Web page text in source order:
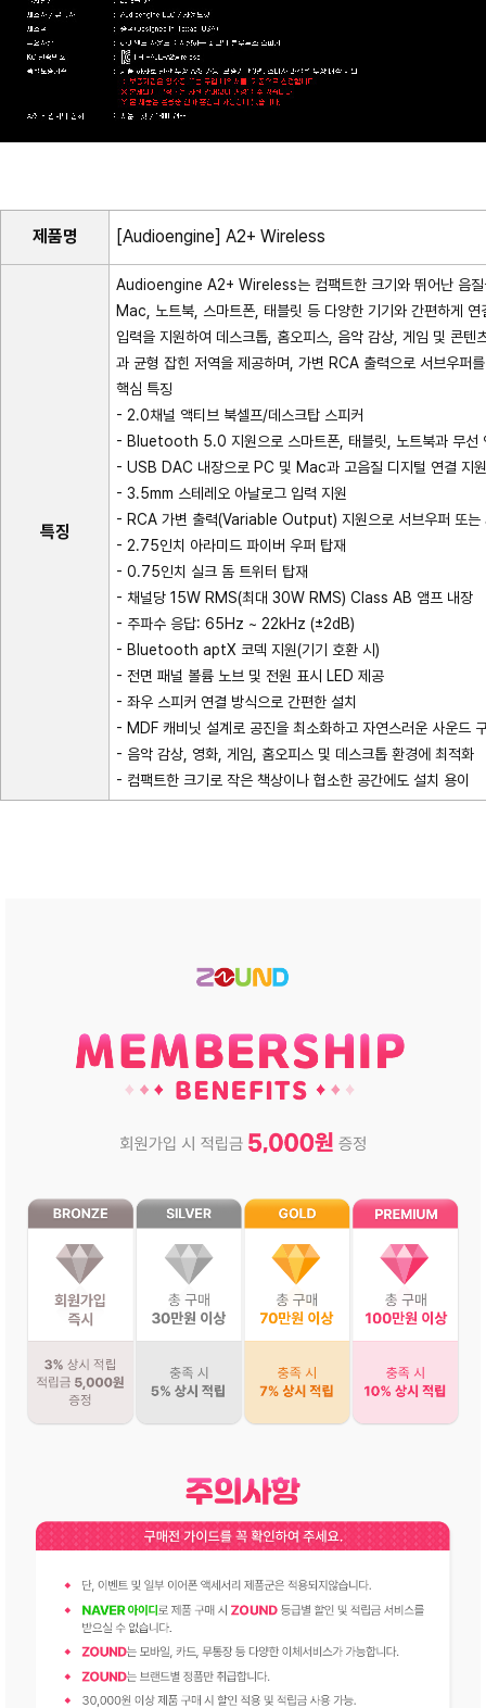
제품명 [Audioengine] A2+ Wireless
특징
Audioengine A2+ Wireless는 컴팩트한 크기와 뛰어난 음질
Mac, 노트북, 스마트폰, 태블릿 등 다양한 기기와 간편하
입력을 지원하여 데스크톱, 홈오피스, 음악 감상, 게임 및 콘
과 균형 잡힌 저역을 제공하며, 가변 RCA 출력으로 서브우퍼
핵심 특징
- 2.0채널 액티브 북셀프/데스크탑 스피커
- Bluetooth 5.0 지원으로 스마트폰, 태블릿, 노트북과 무선
- USB DAC 내장으로 PC 및 Mac과 고음질 디지털 연결 지
- 3.5mm 스테레오 아날로그 입력 지원
- RCA 가변 출력(Variable Output) 지원으로 서브우퍼 또는
- 2.75인치 아라미드 파이버 우퍼 탑재
- 0.75인치 실크 돔 트위터 탑재
- 채널당 15W RMS(최대 30W RMS) Class AB 앰프 내장
- 주파수 응답: 65Hz ~ 22kHz (±2dB)
- Bluetooth aptX 코덱 지원(기기 호환 시)
- 전면 패널 볼륨 노브 및 전원 표시 LED 제공
- 좌우 스피커 연결 방식으로 간편한 설치
- MDF 캐비닛 설계로 공진을 최소화하고 자연스러운 사운드
- 음악 감상, 영화, 게임, 홈오피스 및 데스크톱 환경에 최적화
- 컴팩트한 크기로 작은 책상이나 협소한 공간에도 설치 용이